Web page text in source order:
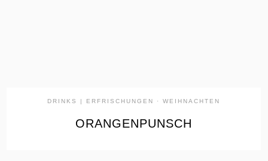
DRINKS | ERFRISCHUNGEN ·WEIHNACHTEN
ORANGENPUNSCH